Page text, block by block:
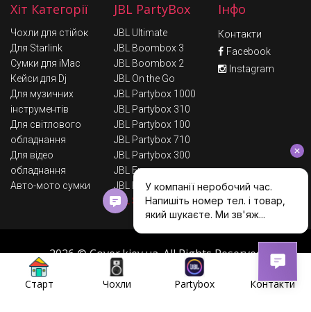
Хіт Категорії
Чохли для стійок
Для Starlink
Сумки для iMac
Кейси для Dj
Для музичних
інструментів
Для світлового
обладнання
Для відео
обладнання
Авто-мото сумки
JBL PartyBox
JBL Ultimate
JBL Boombox 3
JBL Boombox 2
JBL On the Go
JBL Partybox 1000
JBL Partybox 310
JBL Partybox 100
JBL Partybox 710
JBL Partybox 300
JBL Encore
JBL Partybox 110
JBL Stage 320
Інфо
Контакти
Facebook
Instagram
2026 © Сover.kiev.ua. All Rights Reserved
Умови обміну та повернення
Старт Чохли Partybox Контакти